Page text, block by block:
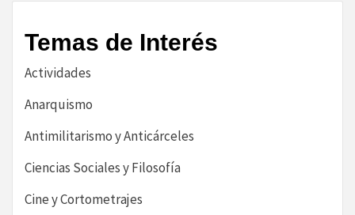
Temas de Interés
Actividades
Anarquismo
Antimilitarismo y Anticárceles
Ciencias Sociales y Filosofía
Cine y Cortometrajes